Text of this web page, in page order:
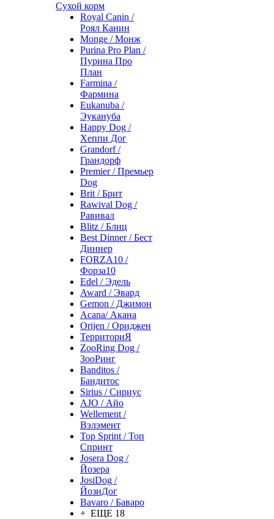
Сухой корм
Royal Canin /
Роял Канин
Monge / Монж
Purina Pro Plan /
Пурина Про
План
Farmina /
Фармина
Eukanuba /
Эукануба
Happy Dog /
Хеппи Дог
Grandorf /
Грандорф
Premier / Премьер
Dog
Brit / Брит
Rawival Dog /
Равивал
Blitz / Блиц
Best Dinner / Бест
Диннер
FORZA10 /
Форза10
Edel / Эдель
Award / Эвард
Gemon / Джимон
Acana/ Акана
Orijen / Ориджен
ТерриториЯ
ZooRing Dog /
ЗооРинг
Banditos /
Бандитос
Sirius / Сириус
AJO / Айо
Wellement /
Вэлэмент
Top Sprint / Топ
Спринт
Josera Dog /
Йозера
JosiDog /
ЙозиДог
Bavaro / Баваро
+ ЕЩЕ 18